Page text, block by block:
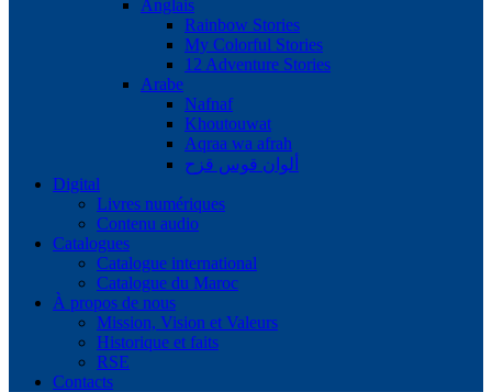
Anglais
Rainbow Stories
My Colorful Stories
12 Adventure Stories
Arabe
Nafnaf
Khoutouwat
Aqraa wa afrah
ألوان قوس قزح
Digital
Livres numériques
Contenu audio
Catalogues
Catalogue international
Catalogue du Maroc
À propos de nous
Mission, Vision et Valeurs
Historique et faits
RSE
Contacts